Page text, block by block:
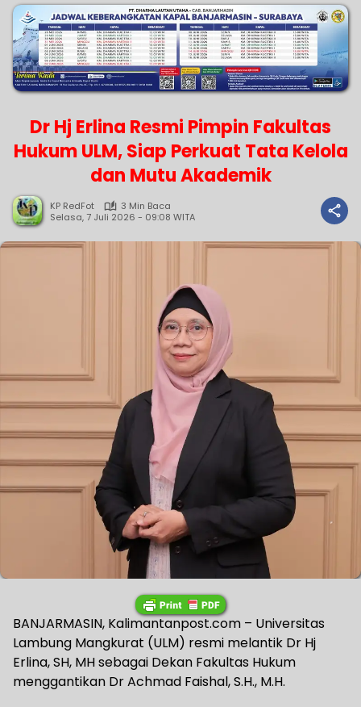
Dr Hj Erlina Resmi Pimpin Fakultas
Hukum ULM, Siap Perkuat Tata Kelola
dan Mutu Akademik
KP RedFot
3 Min Baca
Selasa, 7 Juli 2026 - 09:08 WITA
BANJARMASIN, Kalimantanpost.com – Universitas
Lambung Mangkurat (ULM) resmi melantik Dr Hj
Erlina, SH, MH sebagai Dekan Fakultas Hukum
menggantikan Dr Achmad Faishal, S.H., M.H.